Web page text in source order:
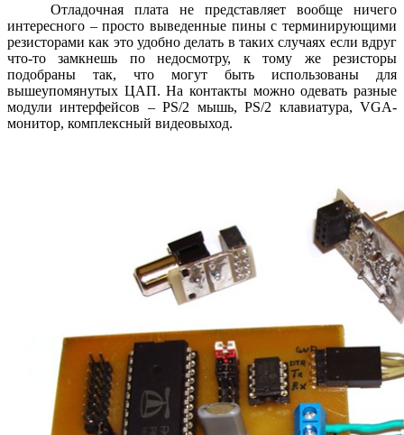
Отладочная плата не представляет вообще ничего
интересного – просто выведенные пины с терминирующими
резисторами как это удобно делать в таких случаях если вдруг
что-то замкнешь по недосмотру, к тому же резисторы
подобраны так, что могут быть использованы для
вышеупомянутых ЦАП. На контакты можно одевать разные
модули интерфейсов – PS/2 мышь, PS/2 клавиатура, VGA-
монитор, комплексный видеовыход.